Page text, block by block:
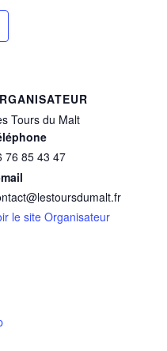
Tours du Malt
76 85 43 47
le site Organisateur